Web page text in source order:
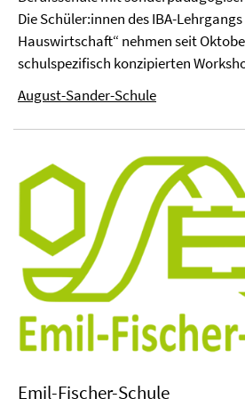
Die Schüler:innen des IBA-
Hauswirtschaft“ nehmen seit
schulspezifisch konzipierten
August-Sander-Schule
Emil-Fischer-Schule